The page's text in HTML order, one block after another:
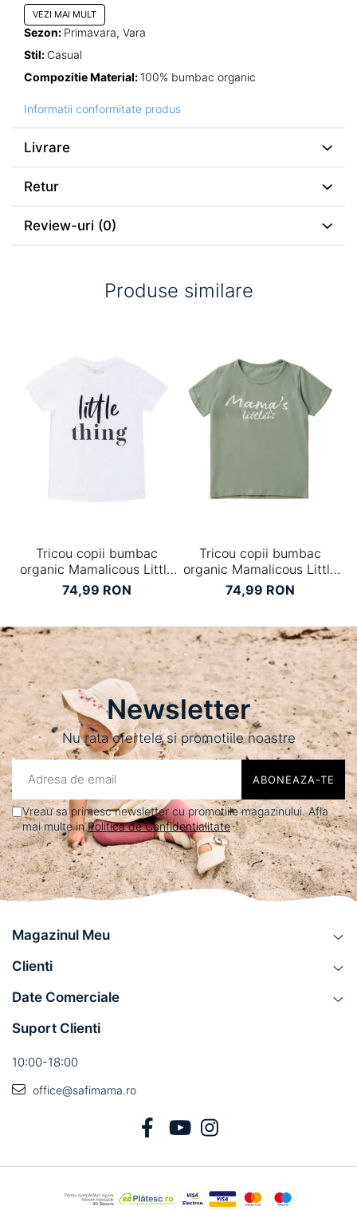
Hajetta, pantalonii scurți de purtat vara aceasta. Fie că fac
parte din garderoba de vacanță sau cea de acasă, acești
pantaloni din bumbac organic vor fi mereu utili în zilele
călduroase!
VEZI MAI MULT
Sezon: Primavara, Vara
Stil: Casual
Compozitie Material: 100% bumbac organic
Informatii conformitate produs
Livrare
Retur
Review-uri (0)
Produse similare
Tricou copii bumbac
organic Mamalicous Little
Anora
74,99 RON
Tricou copii bumbac
organic Mamalicous Little
Lucca
74,99 RON
Newsletter
Nu rata ofertele si promotiile noastre
Vreau sa primesc newsletter cu promotiile magazinului. Afla
mai multe inPolitica de Confidentialitate
Magazinul Meu
Clienti
Date Comerciale
Suport Clienti
10:00-18:00
office@safimama.ro